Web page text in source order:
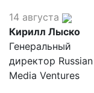
14 августа
Кирилл Лыско
Генеральный
директор Russian
Media Ventures